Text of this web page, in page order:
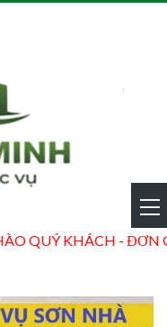
GIÁ XÂY DỰNG UY